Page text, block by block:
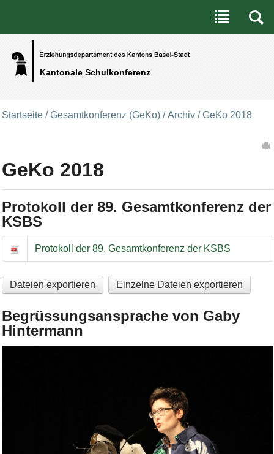
Kantonale Schulkonferenz
Benutzerspezifische Werkzeuge
Direkt zum Inhalt|Direkt zur Navigation
Startseite /Gesamtkonferenz (GeKo) /Archiv /GeKo 2018
GeKo 2018
Protokoll der 89. Gesamtkonferenz der
KSBS
Protokoll der 89. Gesamtkonferenz der KSBS
Protokoll der 89. Gesamtkonferenz der KSBS
Dateien exportieren Einzelne Dateien exportieren
Begrüssungsansprache von Gaby
Hintermann